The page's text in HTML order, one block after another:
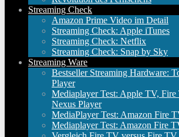
Streaming Check
Amazon Prime Video im Detail
Streaming Check: Apple iTunes
Streaming Check: Netflix
Streaming Check: Snap by Sky
Streaming Ware
Bestseller Streaming Hardware:
Player
Mediaplayer Test: Apple TV,
Nexus Player
MediaPlayer Test: Amazon Fire
Mediaplayer Test: Amazon Fire